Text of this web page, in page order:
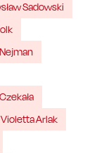
Sadowski
Violetta Arlak